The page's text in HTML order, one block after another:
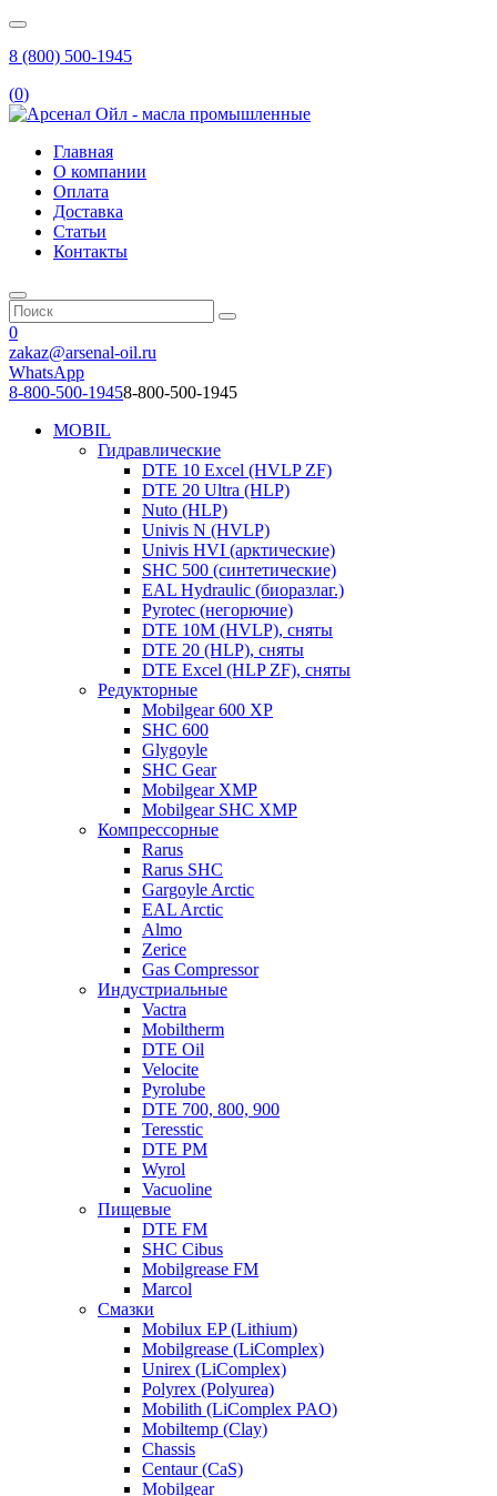
8 (800) 500-1945
(0)
Главная
О компании
Оплата
Доставка
Статьи
Контакты
0
zakaz@arsenal-oil.ru
WhatsApp
8-800-500-19458-800-500-1945
MOBIL
Гидравлические
DTE 10 Excel (HVLP ZF)
DTE 20 Ultra (HLP)
Nuto (HLP)
Univis N (HVLP)
Univis HVI (арктические)
SHC 500 (синтетические)
EAL Hydraulic (биоразлаг.)
Pyrotec (негорючие)
DTE 10M (HVLP), сняты
DTE 20 (HLP), сняты
DTE Excel (HLP ZF), сняты
Редукторные
Mobilgear 600 XP
SHC 600
Glygoyle
SHC Gear
Mobilgear XMP
Mobilgear SHC XMP
Компрессорные
Rarus
Rarus SHC
Gargoyle Arctic
EAL Arctic
Almo
Zerice
Gas Compressor
Индустриальные
Vactra
Mobiltherm
DTE Oil
Velocite
Pyrolube
DTE 700, 800, 900
Teresstic
DTE PM
Wyrol
Vacuoline
Пищевые
DTE FM
SHC Cibus
Mobilgrease FM
Marcol
Смазки
Mobilux EP (Lithium)
Mobilgrease (LiComplex)
Unirex (LiComplex)
Polyrex (Polyurea)
Mobilith (LiComplex PAO)
Mobiltemp (Clay)
Chassis
Centaur (CaS)
Mobilgear